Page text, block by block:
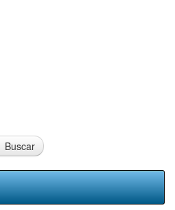
Buscar